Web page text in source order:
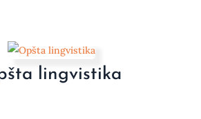
lingvistika